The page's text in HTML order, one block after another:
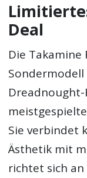
Deal
Die Takamine
Sie verbindet
Ästhetik mit
richtet sich